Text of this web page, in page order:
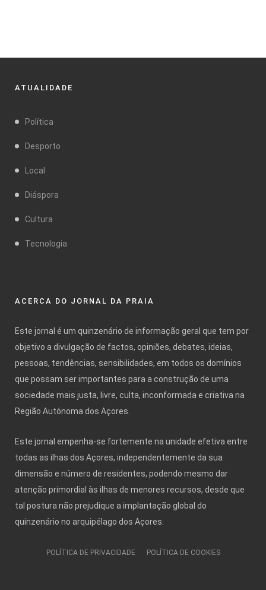
ATUALIDADE
Política
Desporto
Local
Diáspora
Cultura
Tecnologia
ACERCA DO JORNAL DA PRAIA
Este jornal é um quinzenário de informação geral que tem por
objetivo a divulgação de factos, opiniões, debates, ideias,
pessoas, tendências, sensibilidades, em todos os domínios
que possam ser importantes para a construção de uma
sociedade mais justa, livre, culta, inconformada e criativa na
Região Autónoma dos Açores.
Este jornal empenha-se fortemente na unidade efetiva entre
todas as ilhas dos Açores, independentemente da sua
dimensão e número de residentes, podendo mesmo dar
atenção primordial às ilhas de menores recursos, desde que
tal postura não prejudique a implantação global do
quinzenário no arquipélago dos Açores.
POLÍTICA DE PRIVACIDADE POLÍTICA DE COOKIES